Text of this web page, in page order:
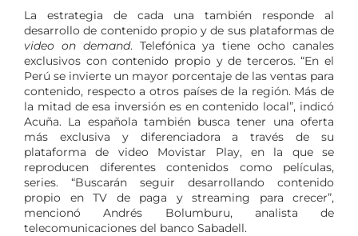
La estrategia de cada una también responde al
desarrollo de contenido propio y de sus plataformas de
video on demand. Telefónica ya tiene ocho canales
exclusivos con contenido propio y de terceros. “En el
Perú se invierte un mayor porcentaje de las ventas para
contenido, respecto a otros países de la región. Más de
la mitad de esa inversión es en contenido local”, indicó
Acuña. La española también busca tener una oferta
más exclusiva y diferenciadora a través de su
plataforma de video Movistar Play, en la que se
reproducen diferentes contenidos como películas,
series. “Buscarán seguir desarrollando contenido
propio en TV de paga y streaming para crecer”,
mencionó Andrés Bolumburu, analista de
telecomunicaciones del banco Sabadell.